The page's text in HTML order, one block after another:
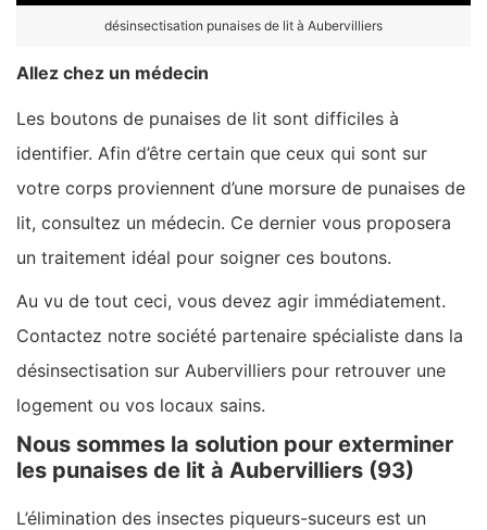
désinsectisation punaises de lit à Aubervilliers
Allez chez un médecin
Les boutons de punaises de lit sont difficiles à
identifier. Afin d’être certain que ceux qui sont sur
votre corps proviennent d’une morsure de punaises de
lit, consultez un médecin. Ce dernier vous proposera
un traitement idéal pour soigner ces boutons.
Au vu de tout ceci, vous devez agir immédiatement.
Contactez notre société partenaire spécialiste dans la
désinsectisation sur Aubervilliers pour retrouver une
logement ou vos locaux sains.
Nous sommes la solution pour exterminer
les punaises de lit à Aubervilliers (93)
L’élimination des insectes piqueurs-suceurs est un